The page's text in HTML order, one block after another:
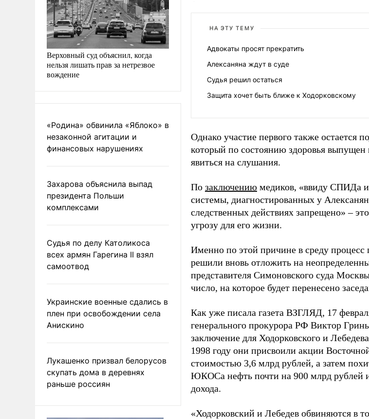
Верховный суд объяснил, когда
нельзя лишать прав за нетрезвое
вождение
«Родина» обвинила «Яблоко» в
незаконной агитации и
финансовых нарушениях
Захарова объяснила выпад
президента Польши
комплексами
Судья по делу Католикоса
всех армян Гарегина II взял
самоотвод
Украинские военные сдались в
плен при освобождении села
Анискино
Лукашенко призвал белорусов
скупать дома в деревнях
раньше россиян
НА ЭТУ ТЕМУ
Адвокаты просят прекратить
Алексаняна ждут в суде
Судья решил остаться
Защита хочет быть ближе к Ходорковскому
Однако участие первого также остается
который по состоянию здоровья выпущен
явиться на слушания.
По заключению медиков, «ввиду СПИДа
системы, диагностированных у
следственных действиях запрещено» –
угрозу для его жизни.
Именно по этой причине в среду процесс
решили вновь отложить на
представителя Симоновского суда
число, на которое будет перенесено
Как уже писала газета ВЗГЛЯД, 17
генерального прокурора РФ Виктор Гринь
заключение для Ходорковского и
1998 году они присвоили акции
стоимостью 3,6 млрд рублей, а затем
ЮКОСа нефть почти на 900 млрд рублей и
дохода.
«Ходорковский и Лебедев обвиняются в